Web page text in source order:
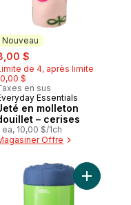
Nouveau
$
de 4, après limite
$
en sus
Essentials
en molleton
– cerises
ea, 10,00 $/1ch
Offre
molleton douillet –Ajouter